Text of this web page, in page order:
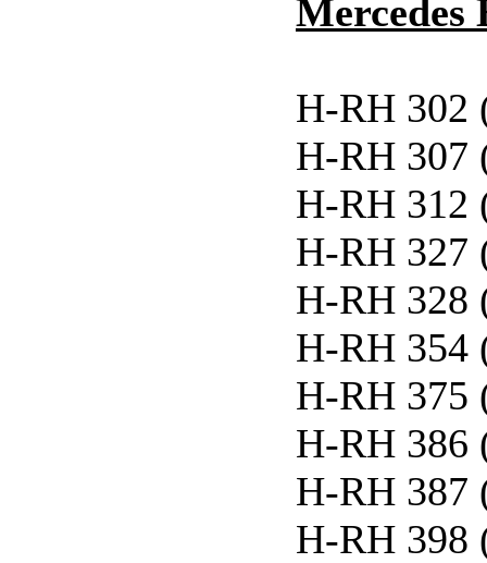
Mercedes
H-RH 302
H-RH 307
H-RH 312
H-RH 327
H-RH 328
H-RH 354
H-RH 375
H-RH 386
H-RH 387
H-RH 398